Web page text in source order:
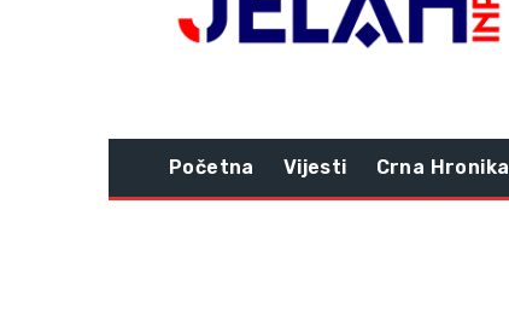
Početna Vijesti Crna Hronika